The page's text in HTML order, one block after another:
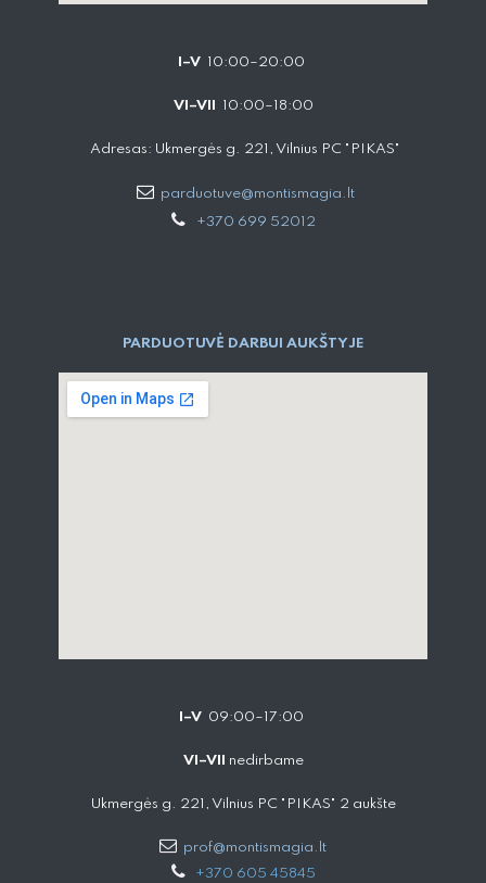
I–V 10:00–20:00
VI–VII 10:00–18:00
Adresas: Ukmergės g. 221, Vilnius PC "PIKAS"
parduotuve@montismagia.lt
+370 699 52012
PARDUOTUVĖ DARBUI AUKŠTYJE
I–V 09:00–17:00
VI–VII nedirbame
Ukmergės g. 221, Vilnius PC "PIKAS" 2 aukšte
prof@montismagia.lt
+370 605 4584​5